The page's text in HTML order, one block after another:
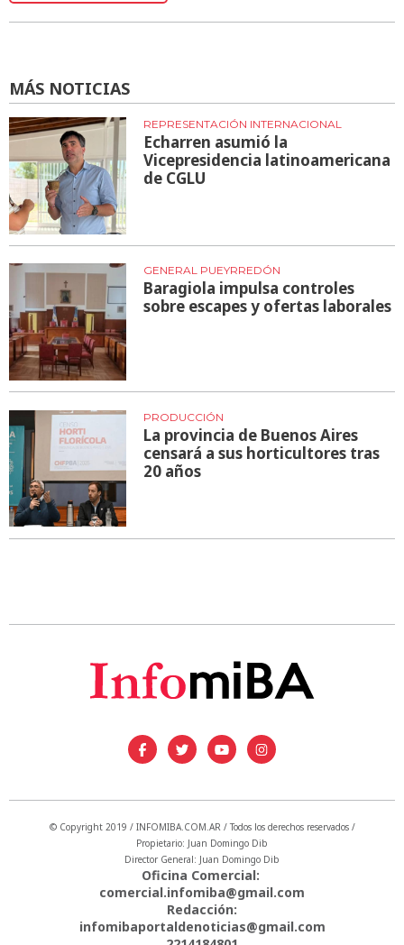
MÁS NOTICIAS
REPRESENTACIÓN INTERNACIONAL
Echarren asumió la
Vicepresidencia latinoamericana
de CGLU
GENERAL PUEYRREDÓN
Baragiola impulsa controles
sobre escapes y ofertas laborales
PRODUCCIÓN
La provincia de Buenos Aires
censará a sus horticultores tras
20 años
© Copyright 2019 / INFOMIBA.COM.AR / Todos los derechos reservados /
Propietario: Juan Domingo Dib
Director General: Juan Domingo Dib
Oficina Comercial:
comercial.infomiba@gmail.com
Redacción:
infomibaportaldenoticias@gmail.com